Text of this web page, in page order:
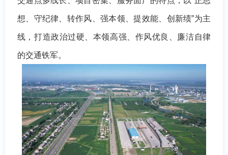
想、守纪律、转作风、强本领、提效能、创新绩”为主
线，打造政治过硬、本领高强、作风优良、廉洁自律
的交通铁军。